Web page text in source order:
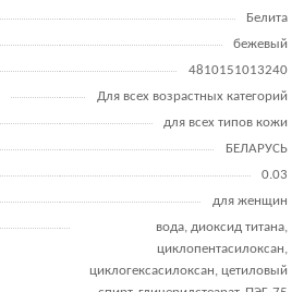
Белита
бежевый
4810151013240
Для всех возрастных категорий
для всех типов кожи
БЕЛАРУСЬ
0.03
для женщин
вода, диоксид титана,
циклопентасилоксан,
циклогексасилоксан, цетиловый